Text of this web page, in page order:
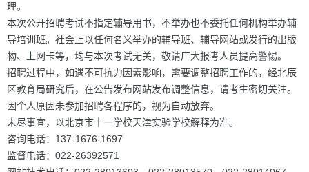
理。
本次公开招聘考试不指定辅导用书，不举办也不委托任何机构举办辅
导培训班。社会上以任何名义举办的辅导班、辅导网站或发行的出版
物、上网卡等，均与本次考试无关，敬请广大报考人员提高警惕。
招聘过程中，如遇不可抗力因素影响，需要调整招聘工作的，经北辰
区教育局研究后，在公告发布网站发布调整信息，请考生密切关注。
因个人原因未参加招聘各程序的，视为自动放弃。
未尽事宜，以北京市十一学校天津实验学校解释为准。
咨询电话：137-1676-1697
监督电话：022-26392571